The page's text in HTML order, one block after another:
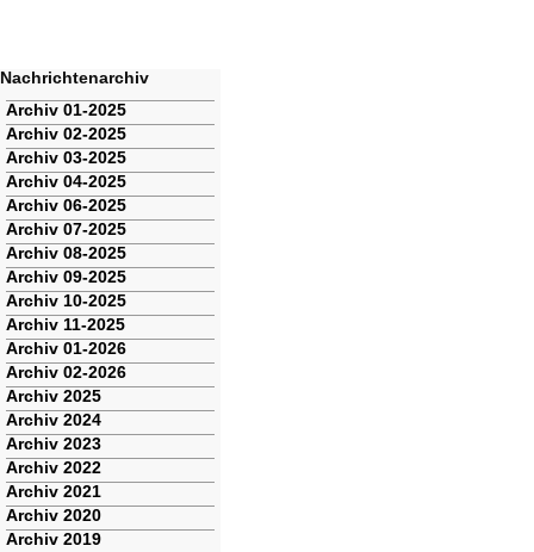
Nachrichtenarchiv
Navigation
überspringen
Archiv 01-2025
Archiv 02-2025
Archiv 03-2025
Archiv 04-2025
Archiv 06-2025
Archiv 07-2025
Archiv 08-2025
Archiv 09-2025
Archiv 10-2025
Archiv 11-2025
Archiv 01-2026
Archiv 02-2026
Archiv 2025
Archiv 2024
Archiv 2023
Archiv 2022
Archiv 2021
Archiv 2020
Archiv 2019